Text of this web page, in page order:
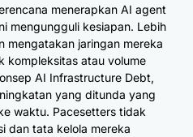
menerapkan AI agent
mengungguli kesiapan. Lebih
mengatakan jaringan mereka
kompleksitas atau volume
AI Infrastructure Debt,
yang ditunda yang
waktu. Pacesetters tidak
dan tata kelola mereka